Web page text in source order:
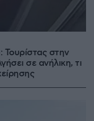
Τουρίστας στην
σε ανήλικη, τι